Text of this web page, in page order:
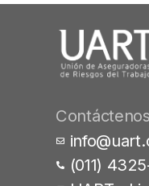
Contáctenos
(011)